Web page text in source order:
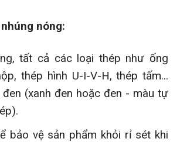
nóng:
tất cả các loại thép như ống
thép hình U-I-V-H, thép tấm...
(xanh đen hoặc đen - màu tự
bảo vệ sản phẩm khỏi rỉ sét khi